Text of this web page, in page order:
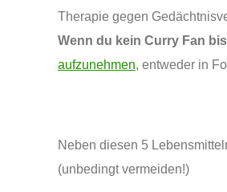
Therapie gegen
Wenn du kein Curry Fan
aufzunehmen, entweder in
Neben diesen 5
(unbedingt vermeiden!)